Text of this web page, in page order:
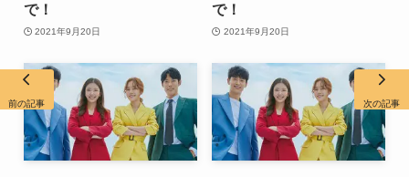
で！
2021年9月20日
で！
2021年9月20日
前の記事 次の記事